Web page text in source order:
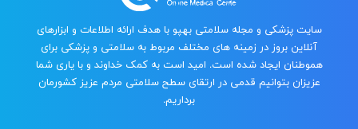
سایت پزشکی و مجله سلامتی بهپو با هدف ارائه اطلاعات و ابزارهای
آنلاین بروز در زمینه های مختلف مربوط به سلامتی و پزشکی برای
هموطنان ایجاد شده است. امید است به کمک خداوند و با یاری شما
عزیزان بتوانیم قدمی در ارتقای سطح سلامتی مردم عزیز کشورمان
برداریم.